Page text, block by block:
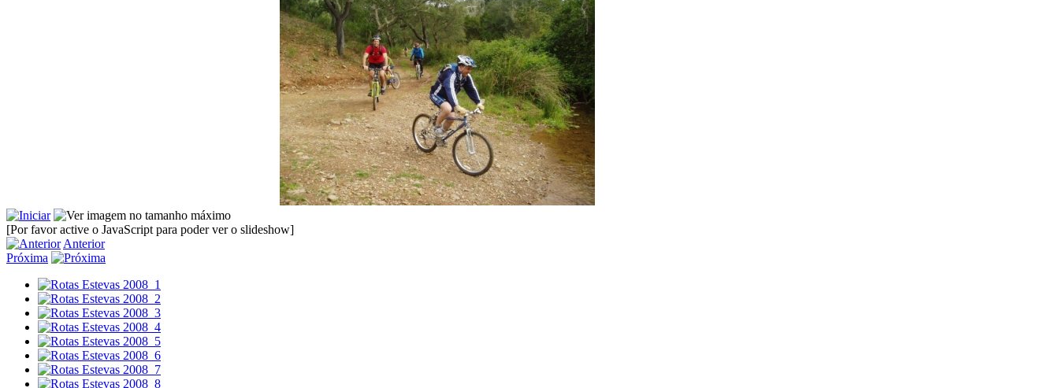
[Por favor active o JavaScript para poder ver o slideshow]
Anterior
Próxima